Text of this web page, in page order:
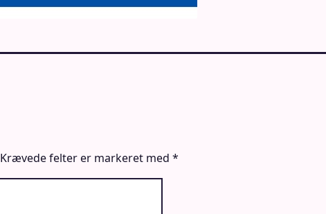
Krævede felter er markeret med *